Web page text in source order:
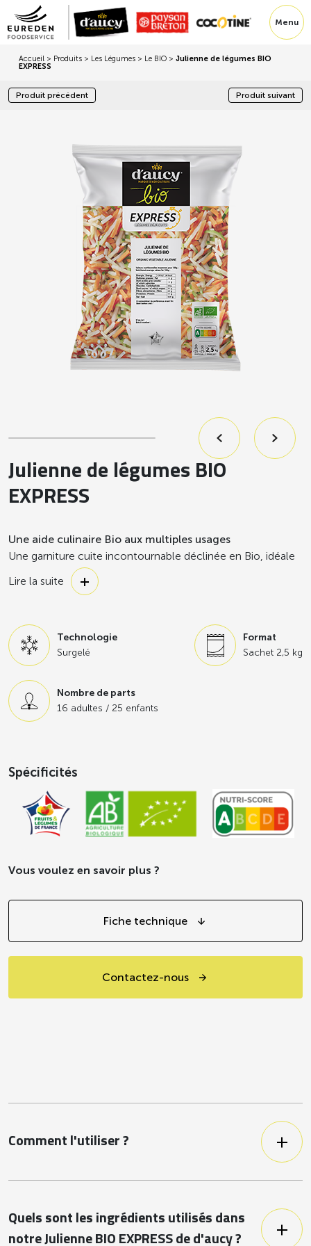
Menu
Accueil > Produits > Les Légumes > Le BIO > Julienne de légumes BIO
EXPRESS
Produit précédent Produit suivant
Julienne de légumes BIO
EXPRESS
Une aide culinaire Bio aux multiples usages
Une garniture cuite incontournable déclinée en Bio, idéale
pour la réalisation de flans de légumes, de gratins, en
accompagnement de poisson poché.
Lire la suite
Technologie
Surgelé
Format
Sachet 2,5 kg
Nombre de parts
16 adultes / 25 enfants
Spécificités
Vous voulez en savoir plus ?
Fiche technique
Contactez-nous
Comment l'utiliser ?
assemblé/retravaillé et remis en
respectant les modes de conservations
et préparations préconisés.
Quels sont les ingrédients utilisés dans
notre Julienne BIO EXPRESS de d'aucy ?